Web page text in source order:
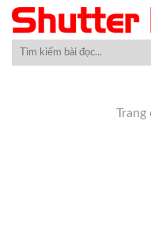
Skip
content
Trang